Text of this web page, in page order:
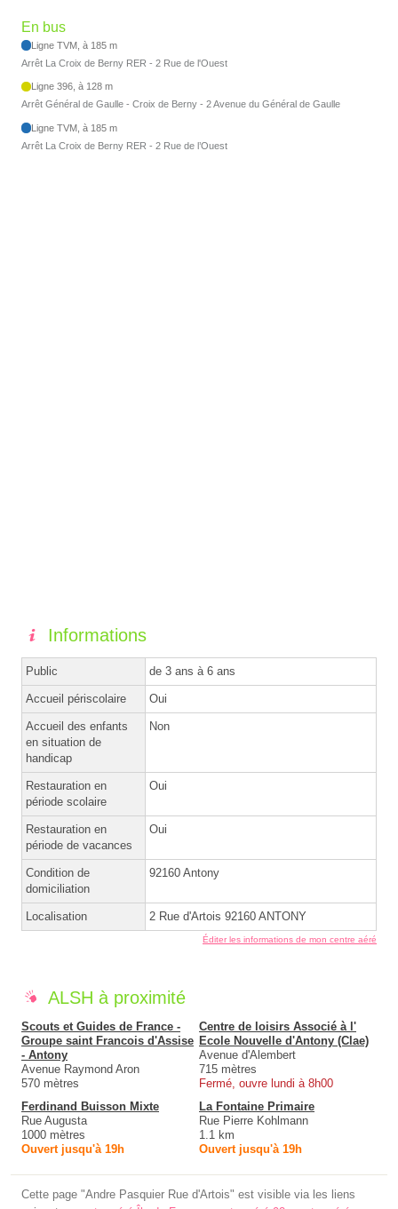
En bus
Ligne TVM, à 185 m
Arrêt La Croix de Berny RER - 2 Rue de l'Ouest
Ligne 396, à 128 m
Arrêt Général de Gaulle - Croix de Berny - 2 Avenue du Général de Gaulle
Ligne TVM, à 185 m
Arrêt La Croix de Berny RER - 2 Rue de l’Ouest
Informations
Public de 3 ans à 6 ans
Accueil périscolaire Oui
Accueil des enfants
en situation de
handicap
Non
Restauration en
période scolaire
Oui
Restauration en
période de vacances
Oui
Condition de
domiciliation
92160 Antony
Localisation 2 Rue d'Artois 92160 ANTONY
Éditer les informations de mon centre aéré
ALSH à proximité
Scouts et Guides de France -
Groupe saint Francois d'Assise
- Antony
Avenue Raymond Aron
570 mètres
Centre de loisirs Associé à l'
Ecole Nouvelle d'Antony (Clae)
Avenue d'Alembert
715 mètres
Fermé, ouvre lundi à 8h00
Ferdinand Buisson Mixte
Rue Augusta
1000 mètres
Ouvert jusqu'à 19h
La Fontaine Primaire
Rue Pierre Kohlmann
1.1 km
Ouvert jusqu'à 19h
Cette page "Andre Pasquier Rue d'Artois" est visible via les liens